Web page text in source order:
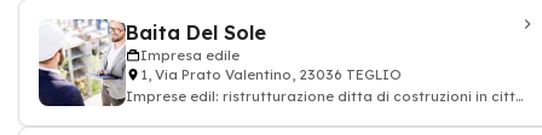
Baita Del Sole
Impresa edile
1, Via Prato Valentino, 23036 TEGLIO
Imprese edil: ristrutturazione ditta di costruzioni in città,